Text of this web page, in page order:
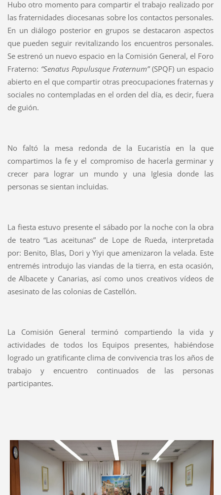
Hubo otro momento para compartir el trabajo realizado por
las fraternidades diocesanas sobre los contactos personales.
En un diálogo posterior en grupos se destacaron aspectos
que pueden seguir revitalizando los encuentros personales.
Se estrenó un nuevo espacio en la Comisión General, el Foro
Fraterno: “Senatus Populusque Fraternum”(SPQF) un espacio
abierto en el que compartir otras preocupaciones fraternas y
sociales no contempladas en el orden del día, es decir, fuera
de guión.
No faltó la mesa redonda de la Eucaristía en la que
compartimos la fe y el compromiso de hacerla germinar y
crecer para lograr un mundo y una Iglesia donde las
personas se sientan incluidas.
La fiesta estuvo presente el sábado por la noche con la obra
de teatro “Las aceitunas” de Lope de Rueda, interpretada
por: Benito, Blas, Dori y Yiyi que amenizaron la velada. Este
entremés introdujo las viandas de la tierra, en esta ocasión,
de Albacete y Canarias, así como unos creativos vídeos de
asesinato de las colonias de Castellón.
La Comisión General terminó compartiendo la vida y
actividades de todos los Equipos presentes, habiéndose
logrado un gratificante clima de convivencia tras los años de
trabajo y encuentro continuados de las personas
participantes.